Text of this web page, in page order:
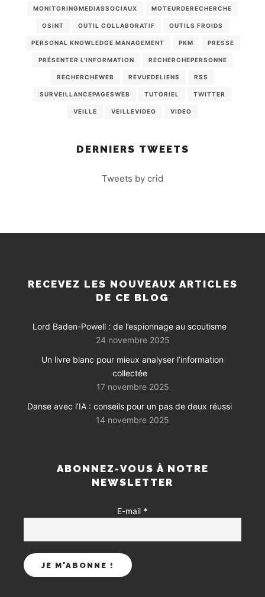
MONITORINGMEDIASSOCIAUX MOTEURDERECHERCHE
OSINT OUTIL COLLABORATIF OUTILS FROIDS
PERSONAL KNOWLEDGE MANAGEMENT PKM PRESSE
PRÉSENTER L'INFORMATION RECHERCHEPERSONNE
RECHERCHEWEB REVUEDELIENS RSS
SURVEILLANCEPAGESWEB TUTORIEL TWITTER
VEILLE VEILLEVIDEO VIDEO
DERNIERS TWEETS
Tweets by crid
RECEVEZ LES NOUVEAUX ARTICLES
DE CE BLOG
Lord Baden-Powell : de l’espionnage au scoutisme
24 novembre 2025
Un livre blanc pour mieux analyser l’information
collectée
17 novembre 2025
Danse avec l’IA : conseils pour un pas de deux réussi
14 novembre 2025
ABONNEZ-VOUS À NOTRE
NEWSLETTER
E-mail *